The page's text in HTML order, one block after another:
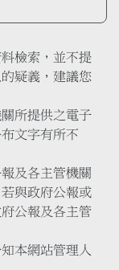
檢索，並不提
疑義，建議您
所提供之電子
文字有所不
及各主管機關
與政府公報或
公報及各主管
本網站管理人